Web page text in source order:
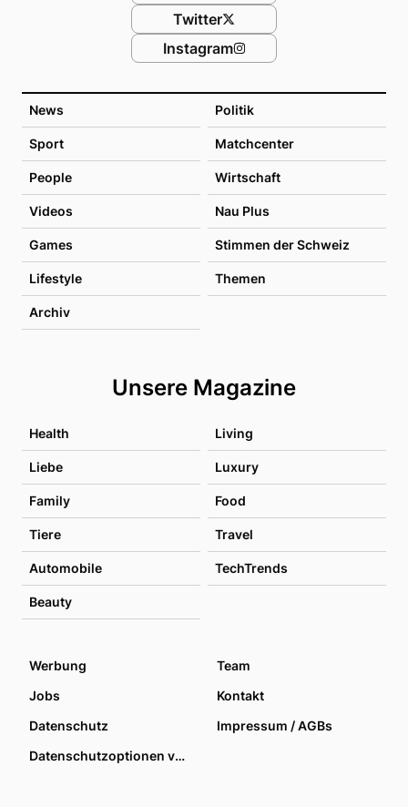
News Politik
Sport Matchcenter
People Wirtschaft
Videos Nau Plus
Games Stimmen der Schweiz
Lifestyle Themen
Archiv
Unsere Magazine
Health Living
Liebe Luxury
Family Food
Tiere Travel
Automobile TechTrends
Beauty
Twitter
Instagram
Werbung
Team
Jobs
Kontakt
Datenschutz
Impressum / AGBs
Datenschutzoptionen verwalten